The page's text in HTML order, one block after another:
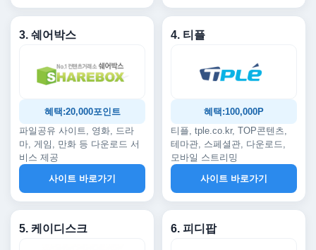
3. 쉐어박스
혜택:20,000포인트
파일공유 사이트, 영화, 드라
마, 게임, 만화 등 다운로드 서
비스 제공
사이트 바로가기
4. 티플
혜택:100,000P
티플, tple.co.kr, TOP콘텐츠,
테마관, 스페셜관, 다운로드,
모바일 스트리밍
사이트 바로가기
5. 케이디스크 6. 피디팝